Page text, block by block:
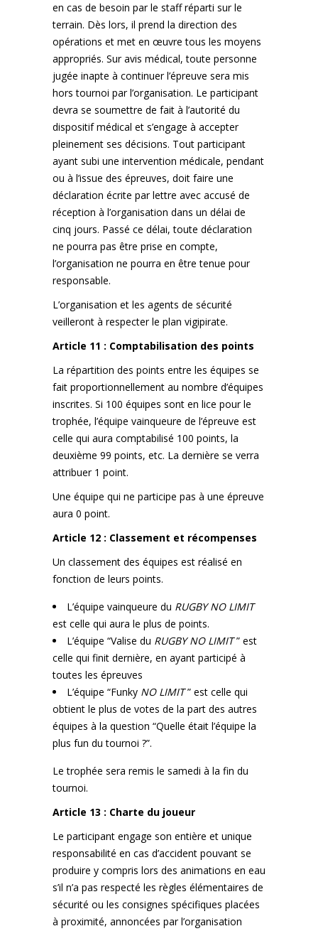
en cas de besoin par le staff réparti sur le
terrain. Dès lors, il prend la direction des
opérations et met en œuvre tous les moyens
appropriés. Sur avis médical, toute personne
jugée inapte à continuer l’épreuve sera mis
hors tournoi par l’organisation. Le participant
devra se soumettre de fait à l’autorité du
dispositif médical et s’engage à accepter
pleinement ses décisions. Tout participant
ayant subi une intervention médicale, pendant
ou à l’issue des épreuves, doit faire une
déclaration écrite par lettre avec accusé de
réception à l’organisation dans un délai de
cinq jours. Passé ce délai, toute déclaration
ne pourra pas être prise en compte,
l’organisation ne pourra en être tenue pour
responsable.
L’organisation et les agents de sécurité
veilleront à respecter le plan vigipirate.
Article 11 : Comptabilisation des points
La répartition des points entre les équipes se
fait proportionnellement au nombre d’équipes
inscrites. Si 100 équipes sont en lice pour le
trophée, l’équipe vainqueure de l’épreuve est
celle qui aura comptabilisé 100 points, la
deuxième 99 points, etc. La dernière se verra
attribuer 1 point.
Une équipe qui ne participe pas à une épreuve
aura 0 point.
Article 12 : Classement et récompenses
Un classement des équipes est réalisé en
fonction de leurs points.
L’équipe vainqueure du RUGBY NO LIMIT
est celle qui aura le plus de points.
L’équipe “Valise du RUGBY NO LIMIT” est
celle qui finit dernière, en ayant participé à
toutes les épreuves
L’équipe “Funky NO LIMIT” est celle qui
obtient le plus de votes de la part des autres
équipes à la question “Quelle était l’équipe la
plus fun du tournoi ?”.
Le trophée sera remis le samedi à la fin du
tournoi.
Article 13 : Charte du joueur
Le participant engage son entière et unique
responsabilité en cas d’accident pouvant se
produire y compris lors des animations en eau
s’il n’a pas respecté les règles élémentaires de
sécurité ou les consignes spécifiques placées
à proximité, annoncées par l’organisation